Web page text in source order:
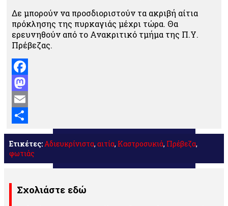
Δε μπορούν να προσδιοριστούν τα ακριβή αίτια
πρόκλησης της πυρκαγιάς μέχρι τώρα. Θα
ερευνηθούν από το Ανακριτικό τμήμα της Π.Υ.
Πρέβεζας.
Facebook
Mastodon
Email
Μοιραστείτε
Ετικέτες:Αδιευκρίνιστα, αιτία, Καστροσυκιά, Πρέβεζα,
φωτιάς
Σχολιάστε εδώ